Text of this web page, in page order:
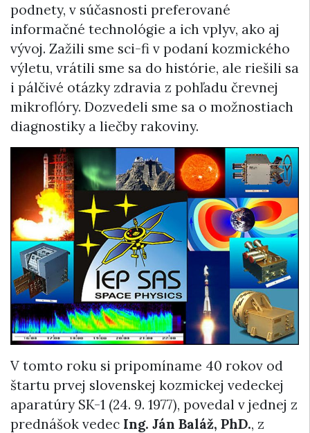
podnety, v súčasnosti preferované
informačné technológie a ich vplyv, ako aj
vývoj. Zažili sme sci-fi v podaní kozmického
výletu, vrátili sme sa do histórie, ale riešili sa
i pálčivé otázky zdravia z pohľadu črevnej
mikroflóry. Dozvedeli sme sa o možnostiach
diagnostiky a liečby rakoviny.
V tomto roku si pripomíname 40 rokov od
štartu prvej slovenskej kozmickej vedeckej
aparatúry SK-1 (24. 9. 1977), povedal v jednej z
prednášok vedec Ing. Ján Baláž, PhD., z